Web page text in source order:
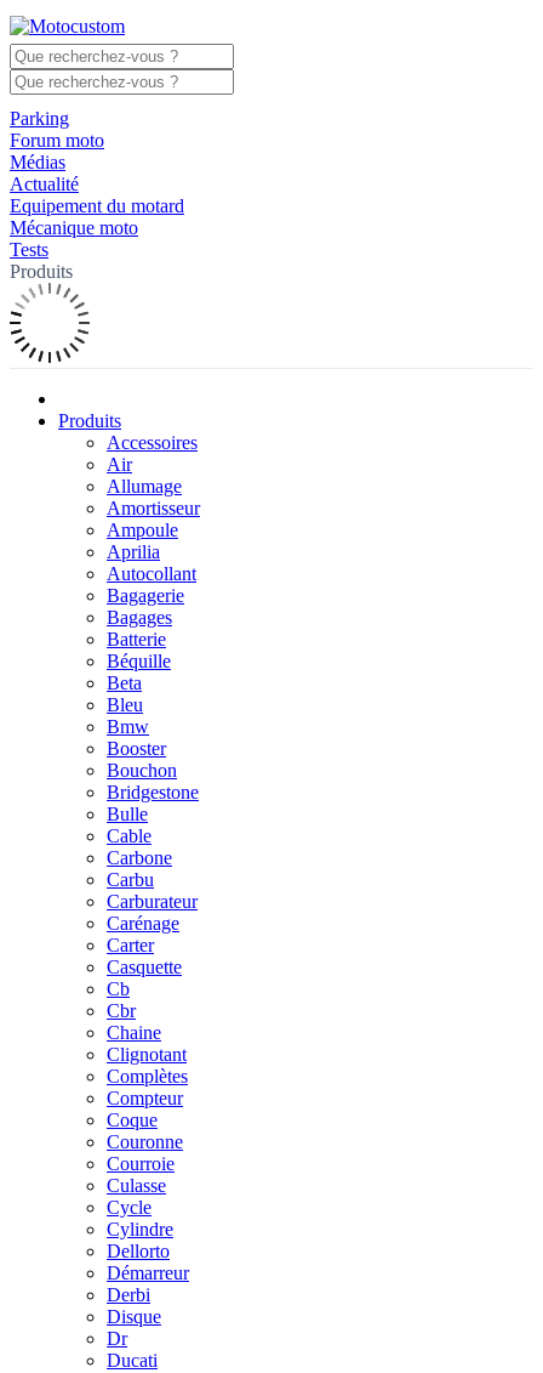
Parking
Forum moto
Médias
Actualité
Equipement du motard
Mécanique moto
Tests
Produits
Produits
Accessoires
Air
Allumage
Amortisseur
Ampoule
Aprilia
Autocollant
Bagagerie
Bagages
Batterie
Béquille
Beta
Bleu
Bmw
Booster
Bouchon
Bridgestone
Bulle
Cable
Carbone
Carbu
Carburateur
Carénage
Carter
Casquette
Cb
Cbr
Chaine
Clignotant
Complètes
Compteur
Coque
Couronne
Courroie
Culasse
Cycle
Cylindre
Dellorto
Démarreur
Derbi
Disque
Dr
Ducati